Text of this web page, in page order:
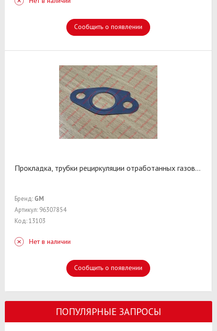
Сообщить о появлении
Прокладка, трубки рециркуляции отработанных газов...
Бренд: GM
Артикул: 96307854
Код: 13103
Нет в наличии
Сообщить о появлении
ПОПУЛЯРНЫЕ ЗАПРОСЫ